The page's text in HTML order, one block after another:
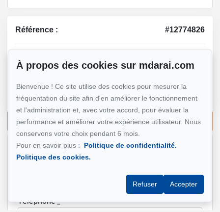
Référence : #12774826
Mohsen Darai
Courtier immobilier
514 924-7445
Écrivez-moi un courriel
Nom et prénom*
Téléphone*
À propos des cookies sur mdarai.com
Bienvenue ! Ce site utilise des cookies pour mesurer la
fréquentation du site afin d'en améliorer le fonctionnement
et l'administration et, avec votre accord, pour évaluer la
performance et améliorer votre expérience utilisateur. Nous
conservons votre choix pendant 6 mois.
Pour en savoir plus :
Politique de confidentialité.
Politique des cookies.
Refuser Accepter